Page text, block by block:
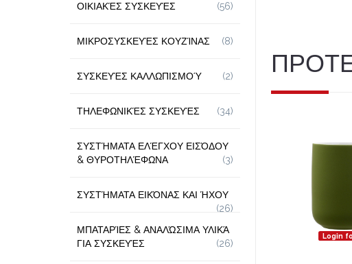
Login
ΟΙΚΙΑΚΈΣ ΣΥΣΚΕΥΈΣ (56)
ΜΙΚΡΟΣΥΣΚΕΥΈΣ ΚΟΥΖΊΝΑΣ (8)
ΣΥΣΚΕΥΈΣ ΚΑΛΛΩΠΙΣΜΟΎ (2)
ΤΗΛΕΦΩΝΙΚΈΣ ΣΥΣΚΕΥΈΣ (34)
ΣΥΣΤΉΜΑΤΑ ΕΛΈΓΧΟΥ ΕΙΣΌΔΟΥ
& ΘΥΡΟΤΗΛΈΦΩΝΑ
(3)
ΣΥΣΤΉΜΑΤΑ ΕΙΚΌΝΑΣ ΚΑΙ ΉΧΟΥ
(26)
ΜΠΑΤΑΡΊΕΣ & ΑΝΑΛΏΣΙΜΑ ΥΛΙΚΆ
ΓΙΑ ΣΥΣΚΕΥΈΣ
(26)